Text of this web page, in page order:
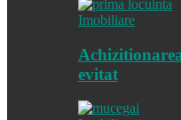
Imobiliare
evitat